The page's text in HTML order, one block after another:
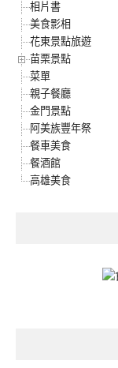
相片書
美食影相
花東景點旅遊
苗栗景點
菜單
親子餐廳
金門景點
阿美族豐年祭
餐車美食
餐酒館
高雄美食